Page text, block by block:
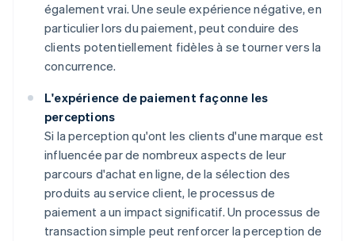
également vrai. Une seule expérience négative, en
particulier lors du paiement, peut conduire des
clients potentiellement fidèles à se tourner vers la
concurrence.
L'expérience de paiement façonne les
perceptions
Si la perception qu'ont les clients d'une marque est
influencée par de nombreux aspects de leur
parcours d'achat en ligne, de la sélection des
produits au service client, le processus de
paiement a un impact significatif. Un processus de
transaction simple peut renforcer la perception de